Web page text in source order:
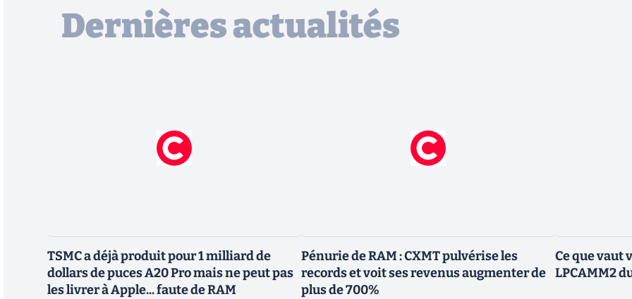
Dernières actualités
TSMC a déjà produit pour 1 milliard de
dollars de puces A20 Pro mais ne peut pas
les livrer à Apple... faute de RAM
Pénurie de RAM : CXMT pulvérise les
records et voit ses revenus augmenter de
plus de 700%
Ce que vaut
LPCAMM2